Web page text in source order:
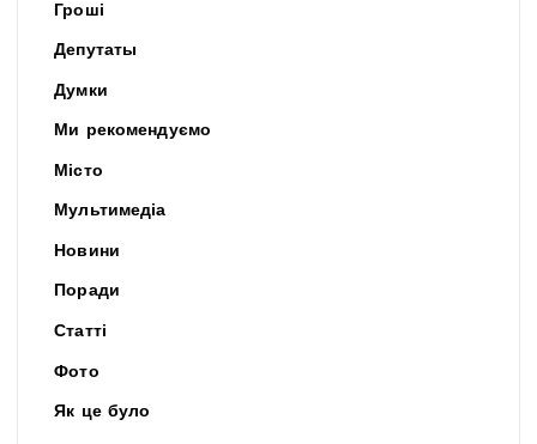
Гроші
Депутаты
Думки
Ми рекомендуємо
Місто
Мультимедіа
Новини
Поради
Статті
Фото
Як це було